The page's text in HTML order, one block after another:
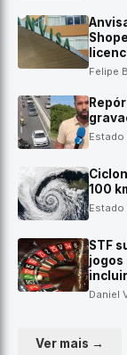
Felipe
Estado
100
Estado
STF
jogos
Daniel
Ver mais →